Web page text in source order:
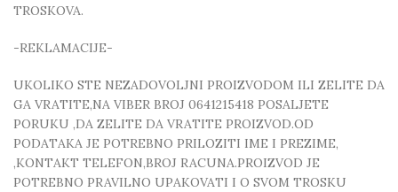
TROSKOVA.
-REKLAMACIJE-
UKOLIKO STE NEZADOVOLJNI PROIZVODOM ILI ZELITE DA
GA VRATITE,NA VIBER BROJ 0641215418 POSALJETE
PORUKU ,DA ZELITE DA VRATITE PROIZVOD.OD
PODATAKA JE POTREBNO PRILOZITI IME I PREZIME,
,KONTAKT TELEFON,BROJ RACUNA.PROIZVOD JE
POTREBNO PRAVILNO UPAKOVATI I O SVOM TROSKU